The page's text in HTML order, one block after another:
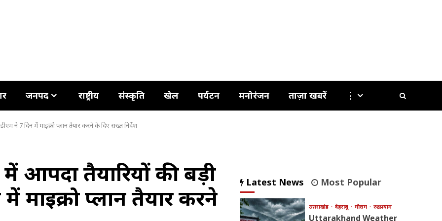
जनपद राष्ट्रीय संस्कृति खेल पर्यटन मनोरंजन ताज़ा खबरें ⋮
ने 7 दिन में माइक्रो प्लान तैयार करने के दिए सख्त निर्देश
आपदा तैयारियों की बड़ी
माइक्रो प्लान तैयार करने
Latest News Most Popular
उत्तराखंड देहरादून मौसम रुद्रप्रयाग
Uttarakhand Weather